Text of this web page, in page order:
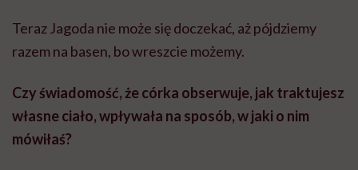
Teraz Jagoda nie może się doczekać, aż pójdziemy
razem na basen, bo wreszcie możemy.
Czy świadomość, że córka obserwuje, jak traktujesz
własne ciało, wpływała na sposób, w jaki o nim
mówiłaś?